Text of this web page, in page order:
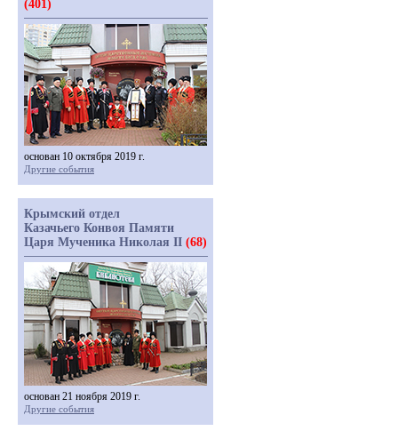
(401)
основан 10 октября 2019 г.
Другие события
Крымский отдел
Казачьего Конвоя Памяти
Царя Мученика Николая II (68)
основан 21 ноября 2019 г.
Другие события